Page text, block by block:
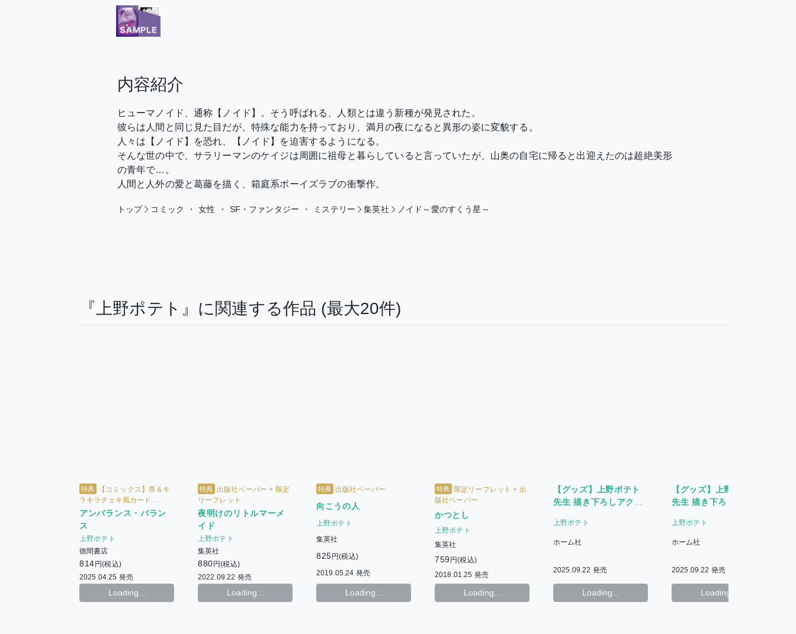
内容紹介
ヒューマノイド、通称【ノイド】。そう呼ばれる、人類とは違う新種が発見された。
彼らは人間と同じ見た目だが、特殊な能力を持っており、満月の夜になると異形の姿に変貌する。
人々は【ノイド】を恐れ、【ノイド】を迫害するようになる。
そんな世の中で、サラリーマンのケイジは周囲に祖母と暮らしていると言っていたが、山奥の自宅に帰ると出迎えたのは超絶美形
の青年で…。
人間と人外の愛と葛藤を描く、箱庭系ボーイズラブの衝撃作。
トップ コミック ・ 女性 ・ SF・ファンタジー ・ ミステリー 集英社 ノイド～愛のすくう星～
『上野ポテト』に関連する作品 (最大20件)
特典
【コミックス】帯＆キ
ラキラチェキ風カード
【Charaバースデーフェア
2026】 + 出版社ペーパー +
イド
アンバランス・バラン
ス
上野ポテト
徳間書店
814 円(税込)
2025.04.25 発売
Loading...
特典 出版社ペーパー + 限定
リーフレット
夜明けのリトルマーメ
イド
上野ポテト
集英社
880 円(税込)
2022.09.22 発売
Loading...
特典 出版社ペーパー
向こうの人
上野ポテト
集英社
825 円(税込)
2019.05.24 発売
Loading...
特典
限定リーフレット + 出
版社ペーパー
かつとし
上野ポテト
集英社
759 円(税込)
2018.01.25 発売
Loading...
【グッズ】上野ポテト
先生 描き下ろしアクリ
〈HorinLoveBooks
15th Anniversary
上野ポテト
ホーム社
2025.09.22 発売
Loading...
【グッズ】上野ポテト
先生 描き下ろしアクリ
〈HorinLoveBooks
15th Anniversary
上野ポテト
ホーム社
2025.09.22 発売
Loading...